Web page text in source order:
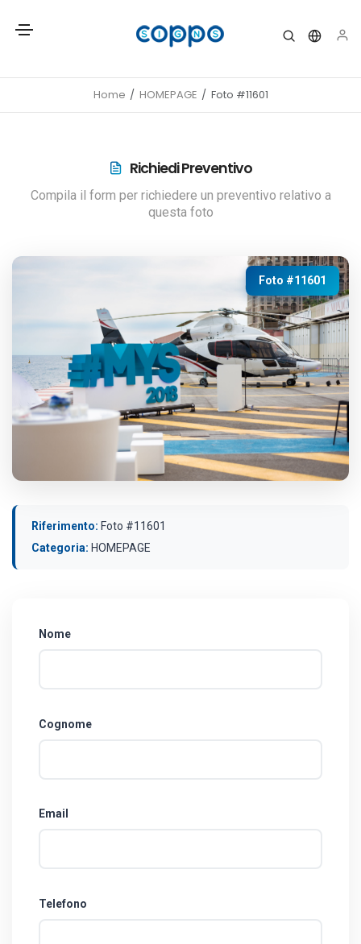
Home HOMEPAGE Foto #11601
Richiedi Preventivo
Compila il form per richiedere un preventivo relativo a
questa foto
Foto #11601
Riferimento: Foto #11601
Categoria: HOMEPAGE
Nome
Cognome
Email
Telefono